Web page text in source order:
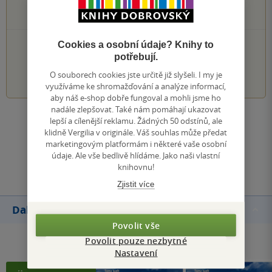
0×
1 hvezdička
PŘIDEJTE SVÉ HODNOCENÍ KNIHY
1 2 3 4 5
Zobrazit všechna hodnocení
Přidat hodnocení
Další knihy autora
Cookies a osobní údaje? Knihy to
potřebují.
O souborech cookies jste určitě již slyšeli. I my je
využíváme ke shromažďování a analýze informací,
aby náš e-shop dobře fungoval a mohli jsme ho
nadále zlepšovat. Také nám pomáhají ukazovat
lepší a cílenější reklamu. Žádných 50 odstínů, ale
klidně Vergilia v originále. Váš souhlas může předat
marketingovým platformám i některé vaše osobní
údaje. Ale vše bedlivě hlídáme. Jako naši vlastní
knihovnu!
Zjistit více
Povolit vše
Povolit pouze nezbytné
Nastavení